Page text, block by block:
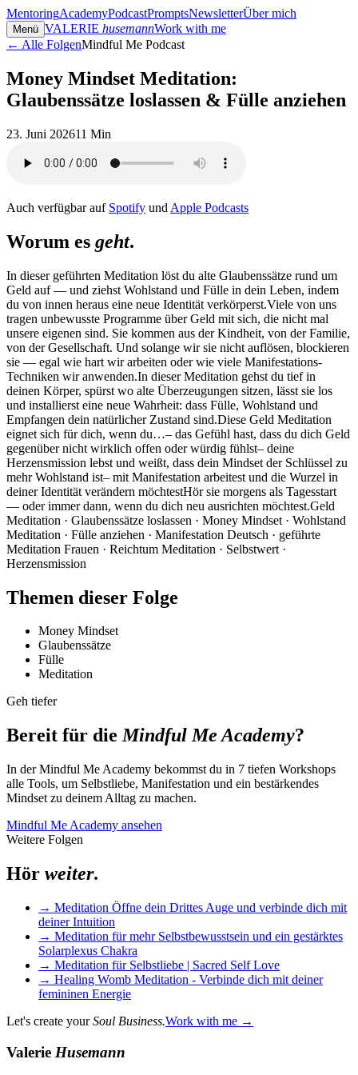
MentoringAcademyPodcastPromptsNewsletterÜber mich
Menü VALERIE husemannWork with me
← Alle FolgenMindful Me Podcast
Money Mindset Meditation:
Glaubenssätze loslassen & Fülle anziehen
23. Juni 202611 Min
Auch verfügbar auf Spotify und Apple Podcasts
Worum es geht.
In dieser geführten Meditation löst du alte Glaubenssätze rund um
Geld auf — und ziehst Wohlstand und Fülle in dein Leben, indem
du von innen heraus eine neue Identität verkörperst.Viele von uns
tragen unbewusste Programme über Geld mit sich, die nicht mal
unsere eigenen sind. Sie kommen aus der Kindheit, von der Familie,
von der Gesellschaft. Und solange wir sie nicht auflösen, blockieren
sie — egal wie hart wir arbeiten oder wie viele Manifestations-
Techniken wir anwenden.In dieser Meditation gehst du tief in
deinen Körper, spürst wo alte Überzeugungen sitzen, lässt sie los
und installierst eine neue Wahrheit: dass Fülle, Wohlstand und
Empfangen dein natürlicher Zustand sind.Diese Geld Meditation
eignet sich für dich, wenn du…– das Gefühl hast, dass du dich Geld
gegenüber nicht wirklich offen oder würdig fühlst– deine
Herzensmission lebst und weißt, dass dein Mindset der Schlüssel zu
mehr Wohlstand ist– mit Manifestation arbeitest und die Wurzel in
deiner Identität verändern möchtestHör sie morgens als Tagesstart
— oder immer dann, wenn du dich neu ausrichten möchtest.Geld
Meditation · Glaubenssätze loslassen · Money Mindset · Wohlstand
Meditation · Fülle anziehen · Manifestation Deutsch · geführte
Meditation Frauen · Reichtum Meditation · Selbstwert ·
Herzensmission
Themen dieser Folge
Money Mindset
Glaubenssätze
Fülle
Meditation
Geh tiefer
Bereit für dieMindful Me Academy?
In der Mindful Me Academy bekommst du in 7 tiefen Workshops
alle Tools, um Selbstliebe, Manifestation und ein bestärkendes
Mindset zu deinem Alltag zu machen.
Mindful Me Academy ansehen
Weitere Folgen
Hör weiter.
→ Meditation Öffne dein Drittes Auge und verbinde dich mit
deiner Intuition
→ Meditation für mehr Selbstbewusstsein und ein gestärktes
Solarplexus Chakra
→ Meditation für Selbstliebe | Sacred Self Love
→ Healing Womb Meditation - Verbinde dich mit deiner
femininen Energie
Let's create yourSoul Business.Work with me →
Valerie Husemann